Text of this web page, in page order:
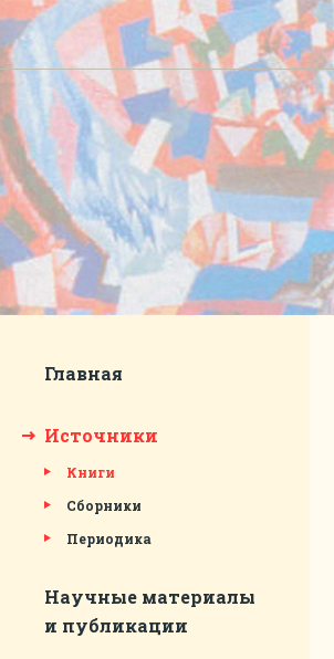
Главная
Источники
Книги
Сборники
Периодика
Научные материалы
и публикации